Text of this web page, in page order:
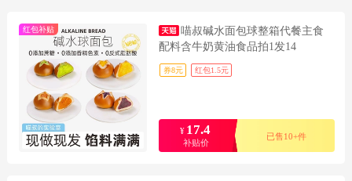
红包补贴
喵叔碱水面包球整箱代餐主食
配料含牛奶黄油食品拍1发14
券8元 红包1.5元
¥ 17.4
补贴价
已售10+件